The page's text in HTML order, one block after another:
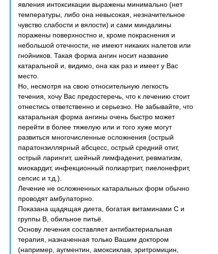
явления интоксикации выражены минимально (нет
температуры, либо она невысокая, незначительное
чувство слабости и вялости) и сами миндалины
поражены поверхностно и, кроме покраснения и
небольшой отечности, не имеют никаких налетов или
гнойников. Такая форма ангин носит название
катаральной и, видимо, она как раз и имеет у Вас
место.
Но, несмотря на свою относительную легкость
течения, хочу Вас предостеречь, что к лечению стоит
отнестись ответственно и серьезно. Не забывайте, что
катаральная форма ангины очень быстро может
перейти в более тяжелую или и того хуже могут
развиться многочисленные осложнения (острый
паратонзиллярный абсцесс, острый средний отит,
острый ларингит, шейный лимфаденит, ревматизм,
миокардит, инфекционный полиартрит, пиелонефрит,
сепсис и т.д.).
Лечение не осложненных катаральных форм обычно
проводят амбулаторно.
Показана щадящая диета, богатая витаминами С и
группы В, обильное питьё.
Основу лечения составляет антибактериальная
терапия, назначенная только Вашим доктором
(например, аугментин, амоксиклав, эритромицин,